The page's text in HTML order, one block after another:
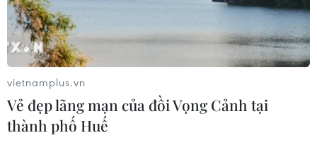
vietnamplus.vn
Vẻ đẹp lãng mạn của đồi Vọng Cảnh tại
thành phố Huế